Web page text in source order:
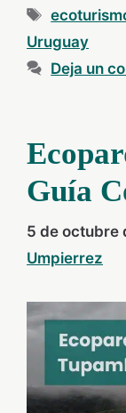
Etiquetas
Uruguay
Deja un
Guía
5 de octubre
Umpierrez